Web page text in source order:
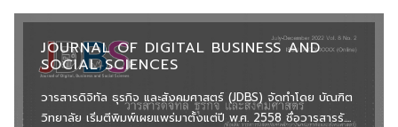
JOURNAL OF DIGITAL BUSINESS AND
SOCIAL SCIENCES
วารสารดิจิทัล ธุรกิจ และสังคมศาสตร์ (JDBS) จัดทำโดย บัณฑิต
วิทยาลัย เริ่มตีพิมพ์เผยแพร่มาตั้งแต่ปี พ.ศ. 2558 ชื่อวารสารรั....